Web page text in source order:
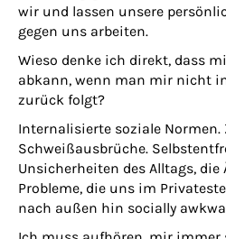
wir und lassen unsere
gegen uns arbeiten.
Wieso denke ich direkt, dass
abkann, wenn man mir nicht
zurück folgt?
Internalisierte soziale
Schweißausbrüche.
Unsicherheiten des Alltags,
Probleme, die uns im
nach außen hin socially